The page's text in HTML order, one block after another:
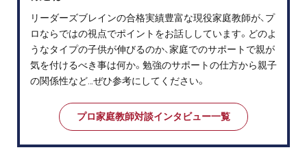
リーダーズブレインの合格実績豊富な現役家庭教師が、プ
ロならではの視点でポイントをお話ししています。どのよ
うなタイプの子供が伸びるのか、家庭でのサポートで親が
気を付けるべき事は何か。勉強のサポートの仕方から親子
の関係性など…ぜひ参考にしてください。
プロ家庭教師対談インタビュー一覧